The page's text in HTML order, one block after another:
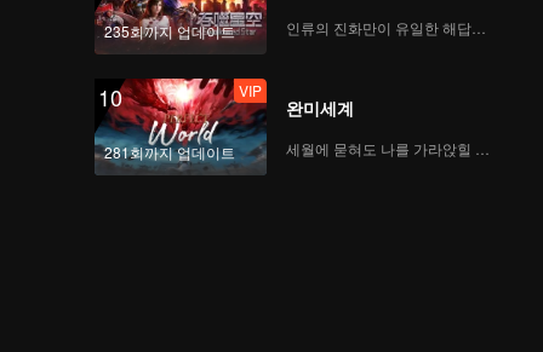
235회까지 업데이트 인류의 진화만이 유일한 해답이다
10
281회까지 업데이트
VIP
완미세계